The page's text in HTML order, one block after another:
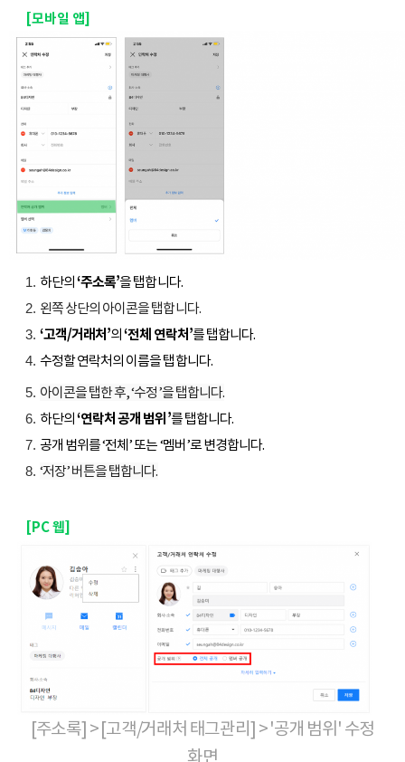
[모바일 앱]
하단의‘주소록’을 탭합니다.
왼쪽 상단의 아이콘을 탭합니다.
‘고객/거래처’의‘전체 연락처’를 탭합니다.
수정할 연락처의 이름을 탭합니다.
아이콘을 탭한 후, ‘수정’을 탭합니다.
하단의‘연락처 공개 범위’를 탭합니다.
공개 범위를 ‘전체’ 또는 ‘멤버’로 변경합니다.
‘저장’ 버튼을 탭합니다.
[PC 웹]
[주소록] > [고객/거래처 태그관리] > '공개 범위' 수정
화면